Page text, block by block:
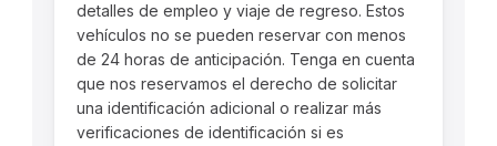
detalles de empleo y viaje de regreso. Estos
vehículos no se pueden reservar con menos
de 24 horas de anticipación. Tenga en cuenta
que nos reservamos el derecho de solicitar
una identificación adicional o realizar más
verificaciones de identificación si es